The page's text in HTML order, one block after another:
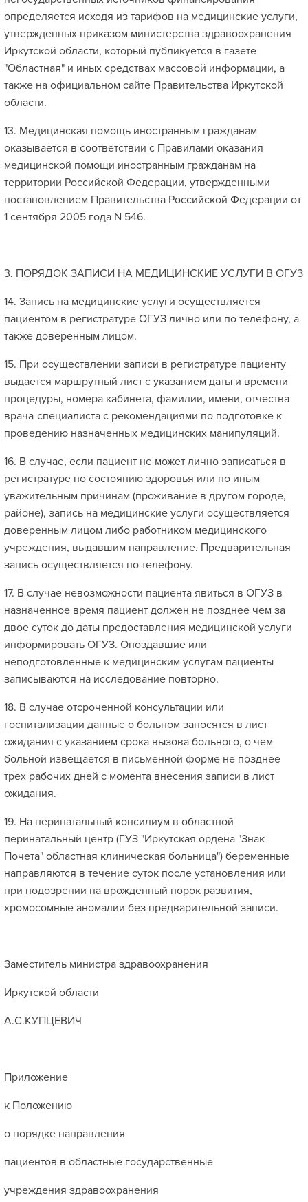
определяется исходя из тарифов на медицинские услуги,
утвержденных приказом министерства здравоохранения
Иркутской области, который публикуется в газете
"Областная" и иных средствах массовой информации, а
также на официальном сайте Правительства Иркутской
области.
13. Медицинская помощь иностранным гражданам
оказывается в соответствии с Правилами оказания
медицинской помощи иностранным гражданам на
территории Российской Федерации, утвержденными
постановлением Правительства Российской Федерации от
1 сентября 2005 года N 546.
3. ПОРЯДОК ЗАПИСИ НА МЕДИЦИНСКИЕ УСЛУГИ В ОГУЗ
14. Запись на медицинские услуги осуществляется
пациентом в регистратуре ОГУЗ лично или по телефону, а
также доверенным лицом.
15. При осуществлении записи в регистратуре пациенту
выдается маршрутный лист с указанием даты и времени
процедуры, номера кабинета, фамилии, имени, отчества
врача-специалиста с рекомендациями по подготовке к
проведению назначенных медицинских манипуляций.
16. В случае, если пациент не может лично записаться в
регистратуре по состоянию здоровья или по иным
уважительным причинам (проживание в другом городе,
районе), запись на медицинские услуги осуществляется
доверенным лицом либо работником медицинского
учреждения, выдавшим направление. Предварительная
запись осуществляется по телефону.
17. В случае невозможности пациента явиться в ОГУЗ в
назначенное время пациент должен не позднее чем за
двое суток до даты предоставления медицинской услуги
информировать ОГУЗ. Опоздавшие или
неподготовленные к медицинским услугам пациенты
записываются на исследование повторно.
18. В случае отсроченной консультации или
госпитализации данные о больном заносятся в лист
ожидания с указанием срока вызова больного, о чем
больной извещается в письменной форме не позднее
трех рабочих дней с момента внесения записи в лист
ожидания.
19. На перинатальный консилиум в областной
перинатальный центр (ГУЗ "Иркутская ордена "Знак
Почета" областная клиническая больница") беременные
направляются в течение суток после установления или
при подозрении на врожденный порок развития,
хромосомные аномалии без предварительной записи.
Заместитель министра здравоохранения
Иркутской области
А.С.КУПЦЕВИЧ
Приложение
к Положению
о порядке направления
пациентов в областные государственные
учреждения здравоохранения